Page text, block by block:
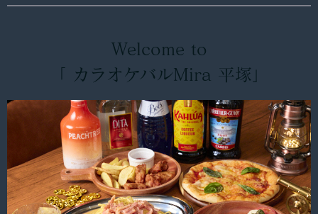
Welcome to
「 カラオケバルMira 平塚」